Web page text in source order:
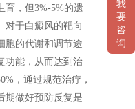
育，但3%-5%的遗
对于白癜风的靶向
胞的代谢和调节途
功能，从而达到治
，通过规范治疗，
期做好预防反复是
我
要
咨
询